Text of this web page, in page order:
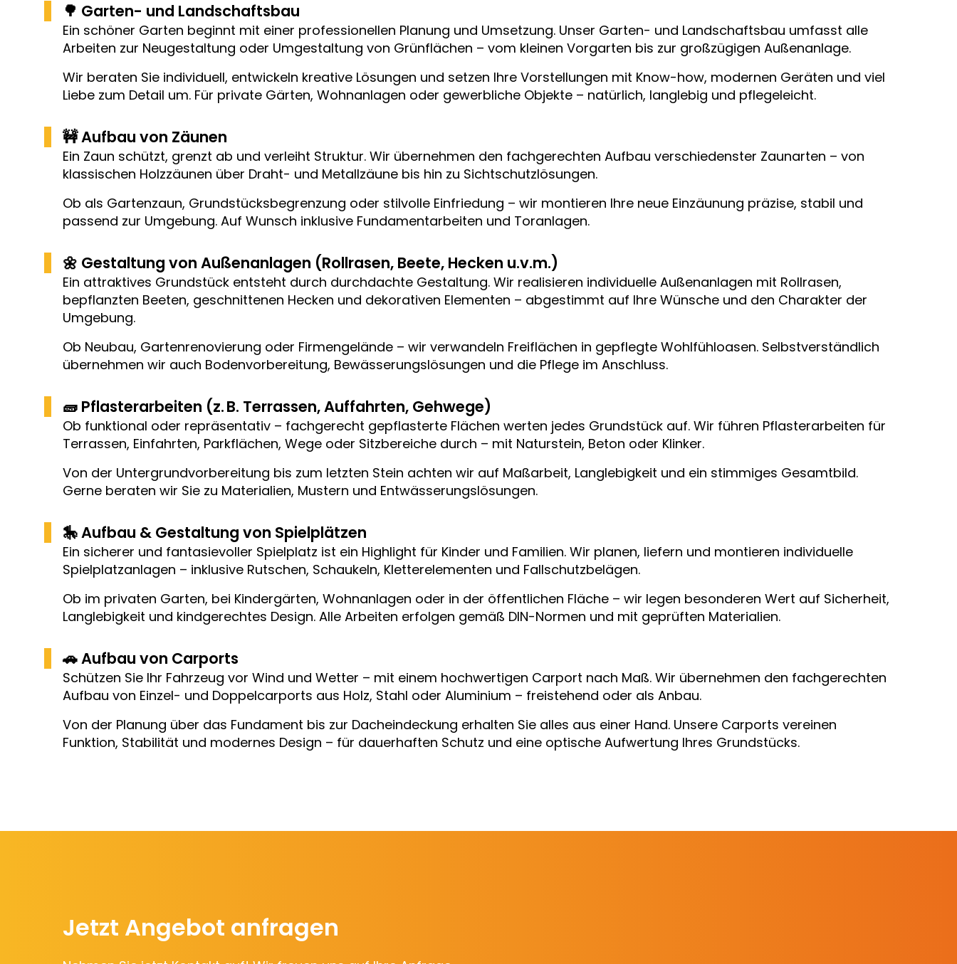
🌳 Garten- und Landschaftsbau
Ein schöner Garten beginnt mit einer professionellen Planung und Umsetzung. Unser Garten- und Landschaftsbau umfasst alle
Arbeiten zur Neugestaltung oder Umgestaltung von Grünflächen – vom kleinen Vorgarten bis zur großzügigen Außenanlage.
Wir beraten Sie individuell, entwickeln kreative Lösungen und setzen Ihre Vorstellungen mit Know-how, modernen Geräten und viel
Liebe zum Detail um. Für private Gärten, Wohnanlagen oder gewerbliche Objekte – natürlich, langlebig und pflegeleicht.
🚧 Aufbau von Zäunen
Ein Zaun schützt, grenzt ab und verleiht Struktur. Wir übernehmen den fachgerechten Aufbau verschiedenster Zaunarten – von
klassischen Holzzäunen über Draht- und Metallzäune bis hin zu Sichtschutzlösungen.
Ob als Gartenzaun, Grundstücksbegrenzung oder stilvolle Einfriedung – wir montieren Ihre neue Einzäunung präzise, stabil und
passend zur Umgebung. Auf Wunsch inklusive Fundamentarbeiten und Toranlagen.
🌼 Gestaltung von Außenanlagen (Rollrasen, Beete, Hecken u.v.m.)
Ein attraktives Grundstück entsteht durch durchdachte Gestaltung. Wir realisieren individuelle Außenanlagen mit Rollrasen,
bepflanzten Beeten, geschnittenen Hecken und dekorativen Elementen – abgestimmt auf Ihre Wünsche und den Charakter der
Umgebung.
Ob Neubau, Gartenrenovierung oder Firmengelände – wir verwandeln Freiflächen in gepflegte Wohlfühloasen. Selbstverständlich
übernehmen wir auch Bodenvorbereitung, Bewässerungslösungen und die Pflege im Anschluss.
🧱 Pflasterarbeiten (z. B. Terrassen, Auffahrten, Gehwege)
Ob funktional oder repräsentativ – fachgerecht gepflasterte Flächen werten jedes Grundstück auf. Wir führen Pflasterarbeiten für
Terrassen, Einfahrten, Parkflächen, Wege oder Sitzbereiche durch – mit Naturstein, Beton oder Klinker.
Von der Untergrundvorbereitung bis zum letzten Stein achten wir auf Maßarbeit, Langlebigkeit und ein stimmiges Gesamtbild.
Gerne beraten wir Sie zu Materialien, Mustern und Entwässerungslösungen.
🎠 Aufbau & Gestaltung von Spielplätzen
Ein sicherer und fantasievoller Spielplatz ist ein Highlight für Kinder und Familien. Wir planen, liefern und montieren individuelle
Spielplatzanlagen – inklusive Rutschen, Schaukeln, Kletterelementen und Fallschutzbelägen.
Ob im privaten Garten, bei Kindergärten, Wohnanlagen oder in der öffentlichen Fläche – wir legen besonderen Wert auf Sicherheit,
Langlebigkeit und kindgerechtes Design. Alle Arbeiten erfolgen gemäß DIN-Normen und mit geprüften Materialien.
🚗 Aufbau von Carports
Schützen Sie Ihr Fahrzeug vor Wind und Wetter – mit einem hochwertigen Carport nach Maß. Wir übernehmen den fachgerechten
Aufbau von Einzel- und Doppelcarports aus Holz, Stahl oder Aluminium – freistehend oder als Anbau.
Von der Planung über das Fundament bis zur Dacheindeckung erhalten Sie alles aus einer Hand. Unsere Carports vereinen
Funktion, Stabilität und modernes Design – für dauerhaften Schutz und eine optische Aufwertung Ihres Grundstücks.
Jetzt Angebot anfragen